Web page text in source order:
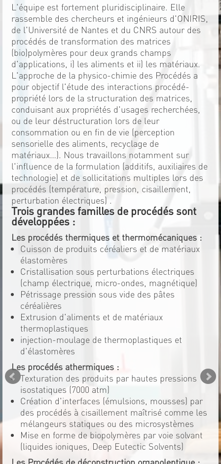
L'équipe est fortement pluridisciplinaire. Elle
rassemble des chercheurs et ingénieurs d'ONIRIS,
de l'Université de Nantes et du CNRS autour des
procédés de transformation des matrices
(bio)polymères pour deux grands champs
d'applications, i) les aliments et ii) les matériaux.
L'approche de la physico-chimie des Procédés a
pour objectif l'étude des interactions procédé-
propriété lors de la structuration des matrices,
conduisant aux propriétés d'usages recherchées,
ou de leur déstructuration lors de leur
consommation ou en fin de vie (perception
sensorielle des aliments, recyclage de
matériaux…). Nous travaillons notamment sur
l'influence de la formulation (additifs, auxiliaires de
technologie) et de sollicitations multiples lors des
procédés (température, pression, cisaillement,
perturbation électriques) .
Trois grandes familles de procédés sont
développées :
Les procédés thermiques et thermomécaniques :
Cuisson de produits céréaliers et de matériaux
élastomères
Cristallisation sous perturbations électriques
(champ électrique, micro-ondes, magnétique)
Pétrissage pression sous vide des pâtes
céréalières
Extrusion d'aliments et de matériaux
thermoplastiques
injection-moulage de thermoplastiques et
d'élastomères
Les procédés athermiques :
Texturation des produits par hautes pressions
isostatiques (7000 atm)
Création d'interfaces (émulsions, mousses) par
des procédés à cisaillement maîtrisé comme les
mélangeurs statiques ou des microsystèmes
Mise en forme de biopolymères par voie solvant
(liquides ioniques, Deep Eutectic Solvents)